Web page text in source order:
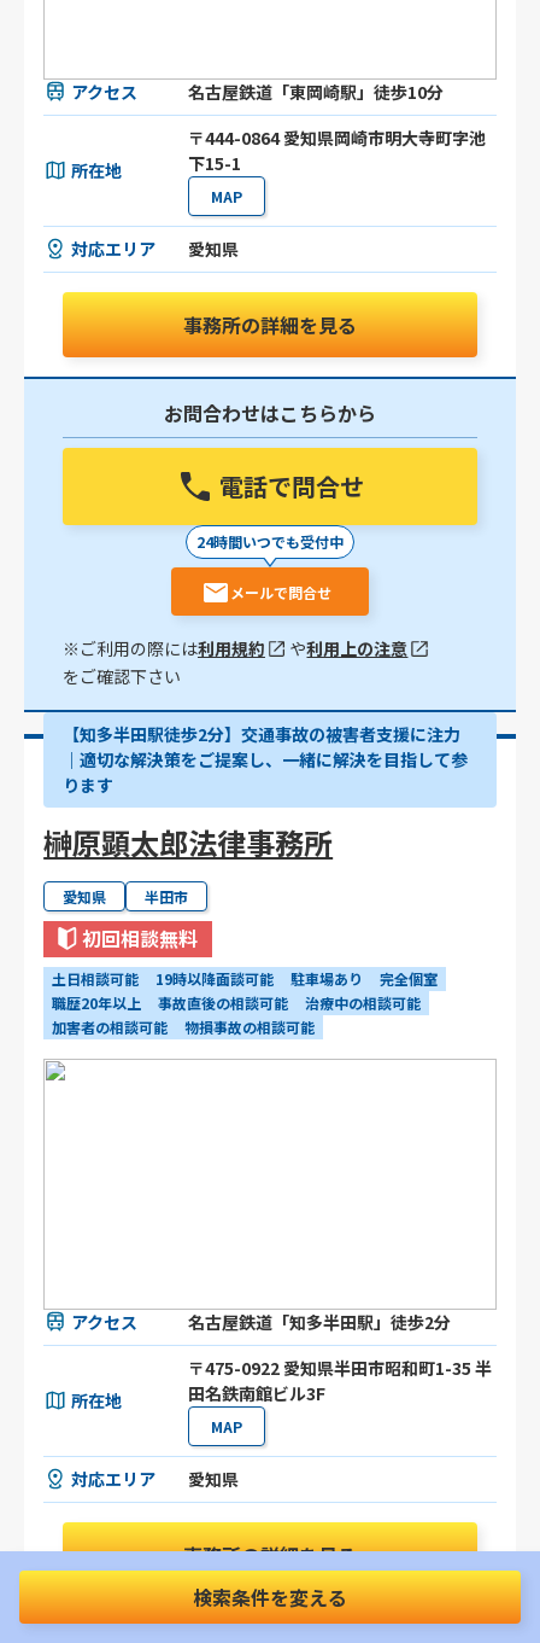
アクセス 名古屋鉄道「東岡崎駅」徒歩10分
所在地
〒444-0864 愛知県岡崎市明大寺町字池
下15-1
MAP
対応エリア 愛知県
事務所の詳細を見る
お問合わせはこちらから
電話で問合せ
24時間いつでも受付中
メールで問合せ
※ご利用の際には利用規約 や利用上の注意
をご確認下さい
【知多半田駅徒歩2分】交通事故の被害者支援に注力
｜適切な解決策をご提案し、一緒に解決を目指して参
ります
榊原顕太郎法律事務所
愛知県 半田市
初回相談無料
土日相談可能 19時以降面談可能 駐車場あり
完全個室
職歴20年以上
事故直後の相談可能
治療中の相談可能
加害者の相談可能
物損事故の相談可能
アクセス 名古屋鉄道「知多半田駅」徒歩2分
所在地
〒475-0922 愛知県半田市昭和町1-35 半
田名鉄南館ビル3F
MAP
対応エリア 愛知県
事務所の詳細を見る
検索条件を変える